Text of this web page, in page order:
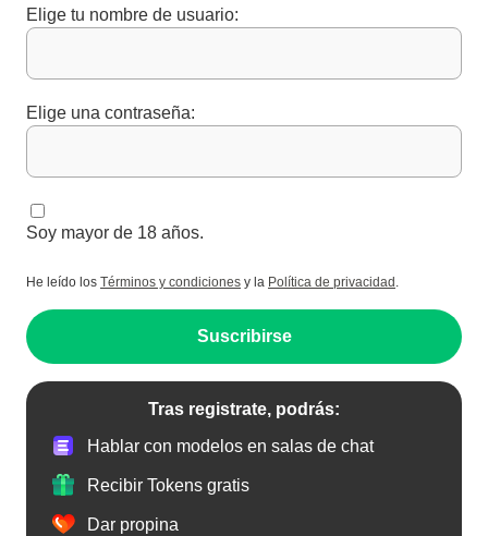
Elige tu nombre de usuario:
Elige una contraseña:
Soy mayor de 18 años.
He leído los Términos y condiciones y la Política de privacidad .
Suscribirse
Tras registrate, podrás:
Hablar con modelos en salas de chat
Recibir Tokens gratis
Dar propina